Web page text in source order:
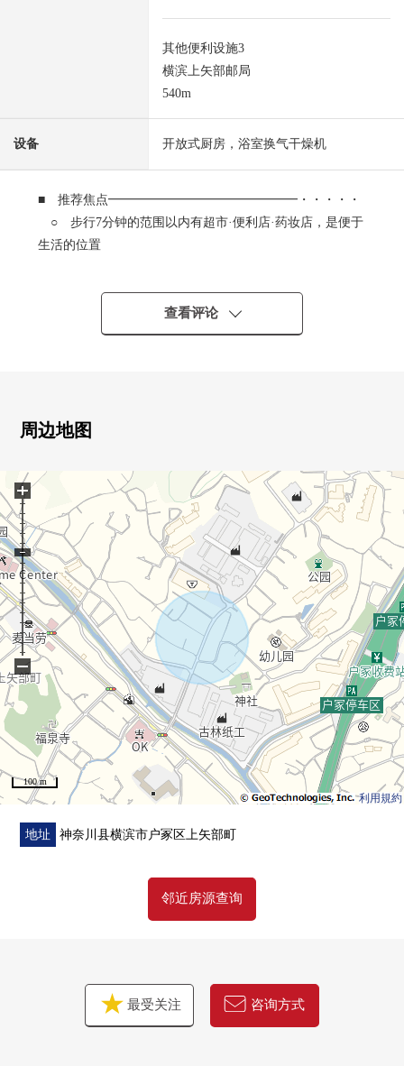
其他便利设施3
横滨上矢部邮局
540m
设备 开放式厨房，浴室换气干燥机
■ 推荐焦点━━━━━━━━━━━━━━━・・・・・
○ 步行7分钟的范围以内有超市·便利店·药妆店，是便于
生活的位置
○ 通风、开放感觉在东南、东北角地良好
○ 汽车空间1台有(出自车型的)
○ 在有洗碗机的厨房家务轻松
○ 收纳厨房餐具室，各居室在旁边有壁橱，丰富
■ 房源参观的要求随便是
━━━━━━━━━━━━━━━・・・・・
房源参观的要求，其他问题用免费热线或者邮件形式
到户冢Center敬请垂询。
为了更许多的顾客会舒适的会议的提供接待客人的空间
因为是考虑隐私的包房所以小的孩子一起
能要来店。
在驾车前来的时候，请使用totsukanamoru的停车场。
正交停车场服务券。
发自心里等候各位的咨询方式、来店。
查看评论
周边地图
利用規約
100 m
+
−
地址 神奈川县横滨市户冢区上矢部町
邻近房源查询
最受关注 咨询方式